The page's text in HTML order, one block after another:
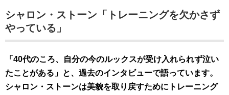
シャロン・ストーン「トレーニングを欠かさず
やっている」
「40代のころ、自分の今のルックスが受け入れられず泣い
たことがある」と、過去のインタビューで語っています。
シャロン・ストーンは美貌を取り戻すためにトレーニング